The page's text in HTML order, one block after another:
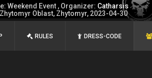
Weekend Event , Organizer: Catharsis
Oblast, Zhytomyr, 2023-04-30
RULES DRESS-CODE